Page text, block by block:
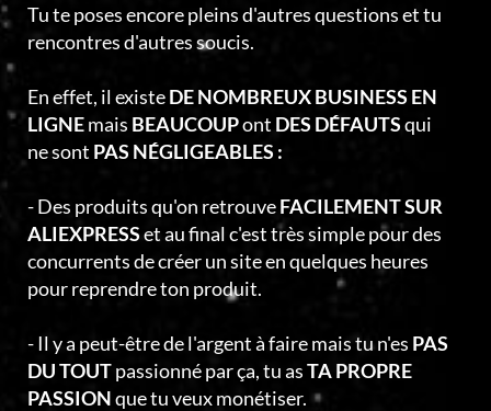
Tu te poses encore pleins d'autres questions et tu
rencontres d'autres soucis.
En effet, il existeDE NOMBREUX BUSINESS EN
LIGNEmais BEAUCOUPont DES DÉFAUTSqui
ne sont PAS NÉGLIGEABLES :
- Des produits qu'on retrouveFACILEMENT SUR
ALIEXPRESSet au final c'est très simple pour des
concurrents de créer un site en quelques heures
pour reprendre ton produit.
- Il y a peut-être de l'argent à faire mais tu n'es PAS
DU TOUTpassionné par ça, tu asTA PROPRE
PASSIONque tu veux monétiser.